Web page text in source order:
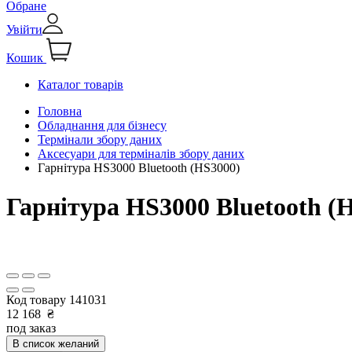
Обране
Увійти
Кошик
Каталог товарів
Головна
Обладнання для бізнесу
Термінали збору даних
Аксесуари для терміналів збору даних
Гарнітура HS3000 Bluetooth (HS3000)
Гарнітура HS3000 Bluetooth
Код товару 141031
12 168 ₴
под заказ
В список желаний